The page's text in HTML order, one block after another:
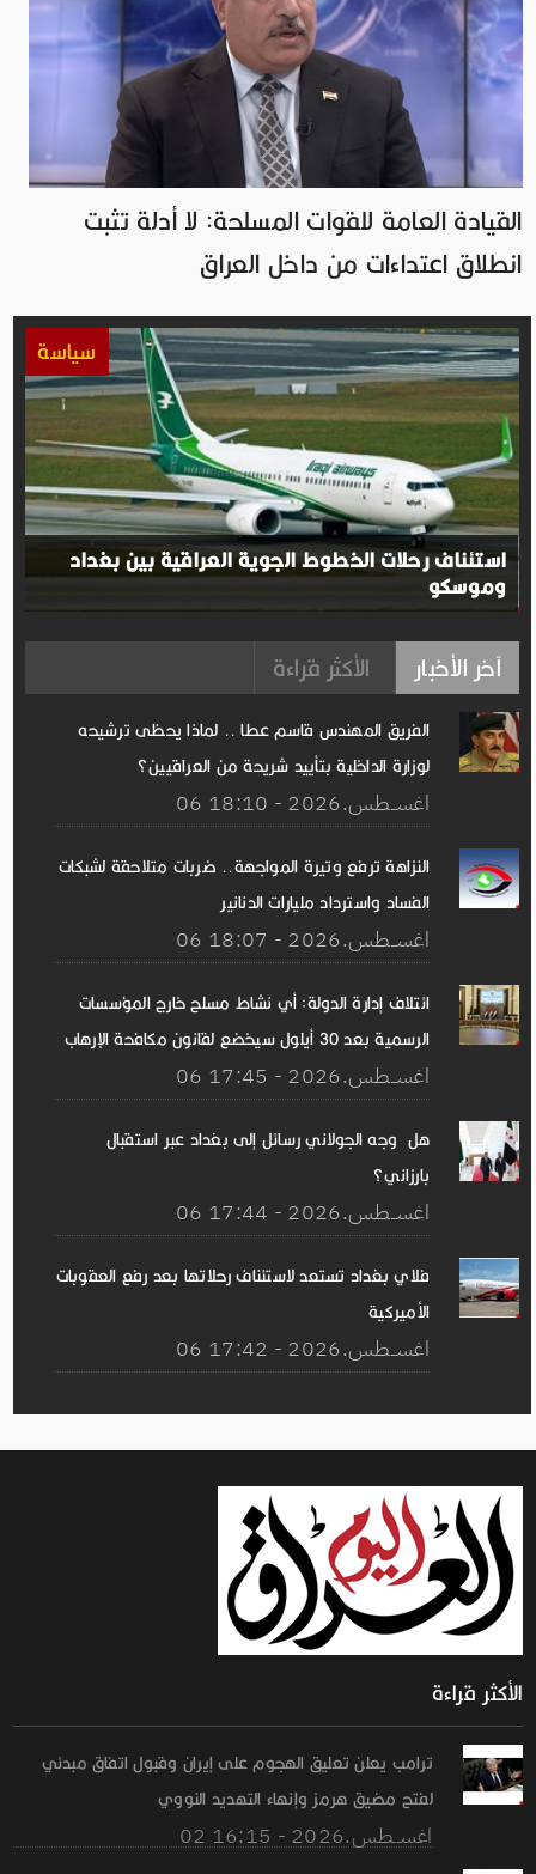
القيادة العامة للقوات المسلحة: لا أدلة تثبت
انطلاق اعتداءات من داخل العراق
سياسة
استئناف رحلات الخطوط الجوية العراقية بين بغداد
وموسكو
آخر الأخبار الأكثر قراءة
الفريق المهندس قاسم عطا .. لماذا يحظى ترشيحه
لوزارة الداخلية بتأييد شريحة من العراقيين؟
06 اغســطس.2026 - 18:10
النزاهة ترفع وتيرة المواجهة.. ضربات متلاحقة لشبكات
الفساد واسترداد مليارات الدنانير
06 اغســطس.2026 - 18:07
ائتلاف إدارة الدولة: أي نشاط مسلح خارج المؤسسات
الرسمية بعد 30 أيلول سيخضع لقانون مكافحة الإرهاب
06 اغســطس.2026 - 17:45
هل وجه الجولاني رسائل إلى بغداد عبر استقبال
بارزاني؟
06 اغســطس.2026 - 17:44
فلاي بغداد تستعد لاستئناف رحلاتها بعد رفع العقوبات
الأميركية
06 اغســطس.2026 - 17:42
الأكثر قراءة
ترامب يعلن تعليق الهجوم على إيران وقبول اتفاق مبدئي
لفتح مضيق هرمز وإنهاء التهديد النووي
02 اغســطس.2026 - 16:15